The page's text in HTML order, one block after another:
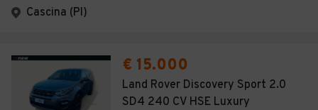
Cascina (PI)
€ 15.000
Land Rover Discovery Sport 2.0
SD4 240 CV HSE Luxury